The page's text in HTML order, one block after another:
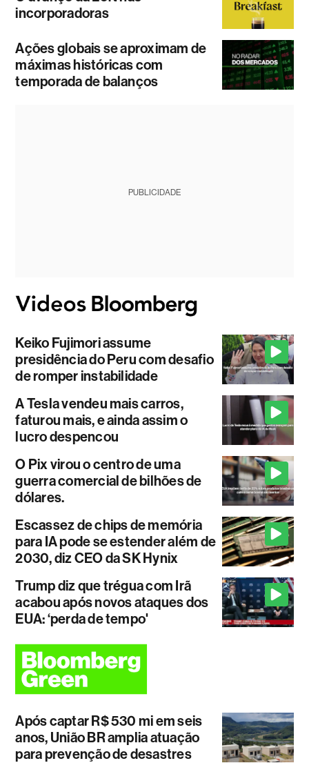
incorporadoras
Ações globais se aproximam de
máximas históricas com
temporada de balanços
PUBLICIDADE
Keiko Fujimori assume
presidência do Peru com desafio
de romper instabilidade
A Tesla vendeu mais carros,
faturou mais, e ainda assim o
lucro despencou
O Pix virou o centro de uma
guerra comercial de bilhões de
dólares.
Escassez de chips de memória
para IA pode se estender além de
2030, diz CEO da SK Hynix
Trump diz que trégua com Irã
acabou após novos ataques dos
EUA: ‘perda de tempo'
Após captar R$ 530 mi em seis
anos, União BR amplia atuação
para prevenção de desastres